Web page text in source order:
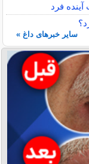
فرد
سایر خبرهای داغ »